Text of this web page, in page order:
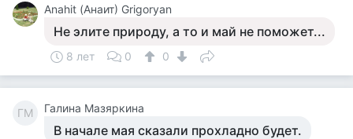
Anahit (Анаит) Grigoryan
Не элите природу, а то и май не поможет...
8 лет 0 0
ГМ Галина Мазяркина
В начале мая сказали прохладно будет.